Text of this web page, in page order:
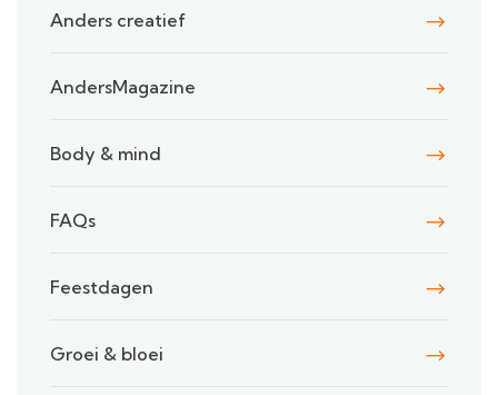
Anders creatief
AndersMagazine
Body & mind
FAQs
Feestdagen
Groei & bloei